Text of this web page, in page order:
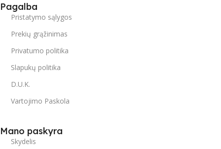
Pagalba
Pristatymo sąlygos
Prekių grąžinimas
Privatumo politika
Slapukų politika
D.U.K.
Vartojimo Paskola
Mano paskyra
Skydelis